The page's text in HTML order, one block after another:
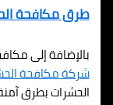
طرق مكافحة
بالإضافة إلى
شركة مكافحة
الحشرات بطرق